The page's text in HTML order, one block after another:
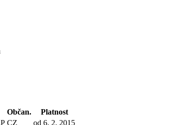
Občan.
Platnost
CZ od 6. 2. 2015